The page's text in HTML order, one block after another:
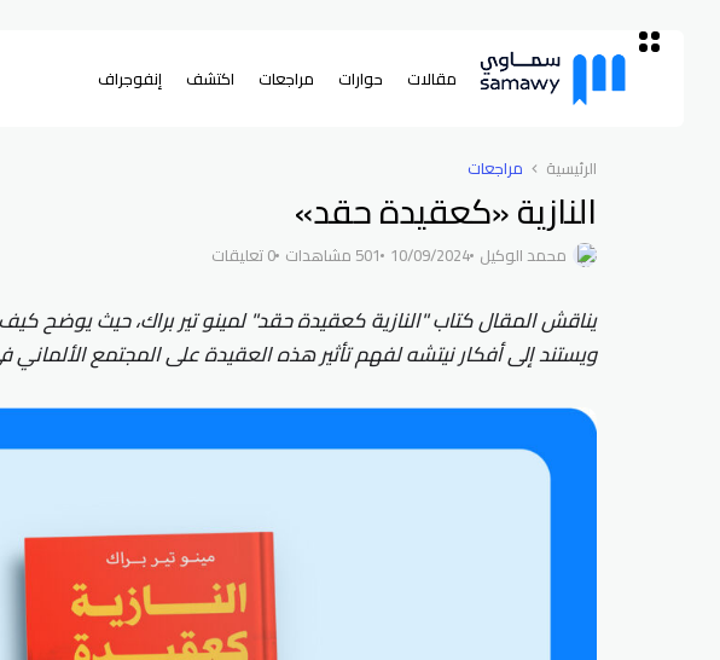
مقالات حوارات مراجعات اكتشف إنفوجراف
الرئيسية مراجعات
النازية «كعقيدة حقد»
محمد الوكيل 10/09/2024 501 مشاهدات 0 تعليقات
يناقش المقال كتاب "النازية كعقيدة حقد" لمينو تير براك، حيث يوضح
ويستند إلى أفكار نيتشه لفهم تأثير هذه العقيدة على المجتمع الألماني